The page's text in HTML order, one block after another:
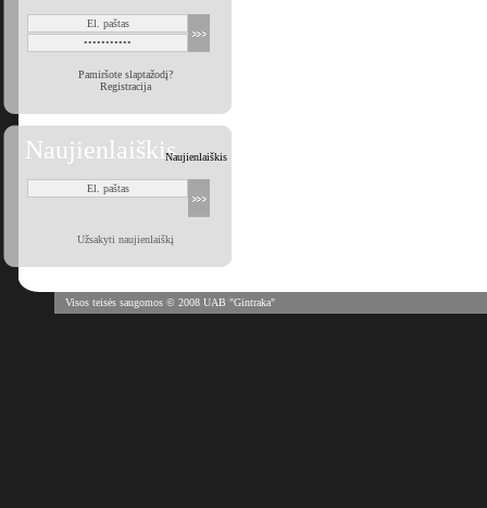
Pamiršote slaptažodį?
Registracija
NaujienlaiškisNaujienlaiškis
Užsakyti naujienlaiškį
Visos teisės saugomos © 2008 UAB "Gintraka"